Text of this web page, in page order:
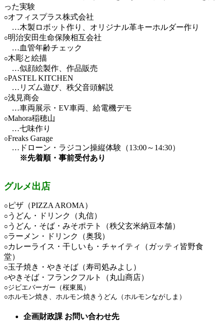
った実験
○オフィスプラス株式会社
…木製ロボット作り、オリジナル革キーホルダー作り
○明治安田生命保険相互会社
…血管年齢チェック
○木彫と絵描
…似顔絵製作、作品販売
○PASTEL KITCHEN
…リズム遊び、秩父音頭解説
○浅見商会
…車両展示・EV車両、給電機デモ
○Mahora稲穂山
…七味作り
○Freaks Garage
…ドローン・ラジコン操縦体験（13:00～14:30）
※先着順・事前受付あり
グルメ出店
○ ピザ（PIZZA AROMA ）
○ うどん・ドリンク（丸信）
○ うどん・そば・みそポテト（秩父玄米納豆本舗）
○ラーメン・ドリンク（奥我）
○カレーライス・干しいも・チャイティ（ガッティ皆野食
堂）
○玉子焼き・やきそば（寿司処みよし）
○やきそば・フランクフルト（丸山商店）
○ジビエバーガー（桜東風）
○ホルモン焼き、ホルモン焼きうどん（ホルモンながしま）
企画財政課 お問い合わせ先